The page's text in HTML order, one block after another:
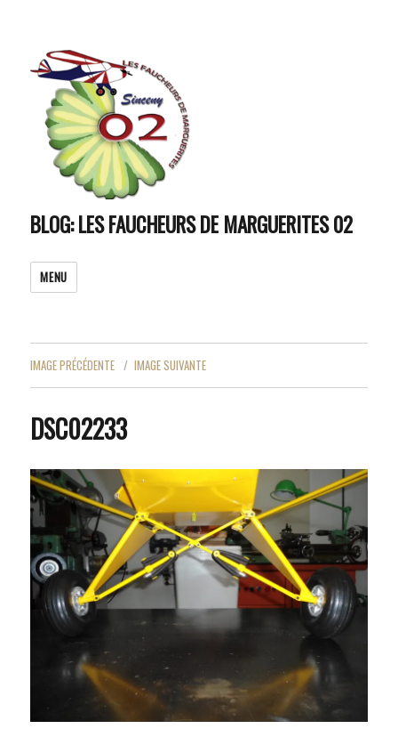
BLOG: LES FAUCHEURS DE MARGUERITES 02
MENU
IMAGE PRÉCÉDENTE IMAGE SUIVANTE
DSC02233